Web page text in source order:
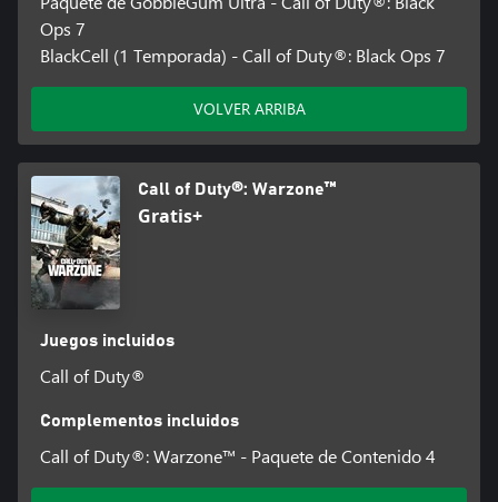
Ops 7
BlackCell (1 Temporada) - Call of Duty®: Black Ops 7
VOLVER ARRIBA
Call of Duty®: Warzone™
Gratis+
Juegos incluidos
Call of Duty®
Complementos incluidos
Call of Duty®: Warzone™ - Paquete de Contenido 4